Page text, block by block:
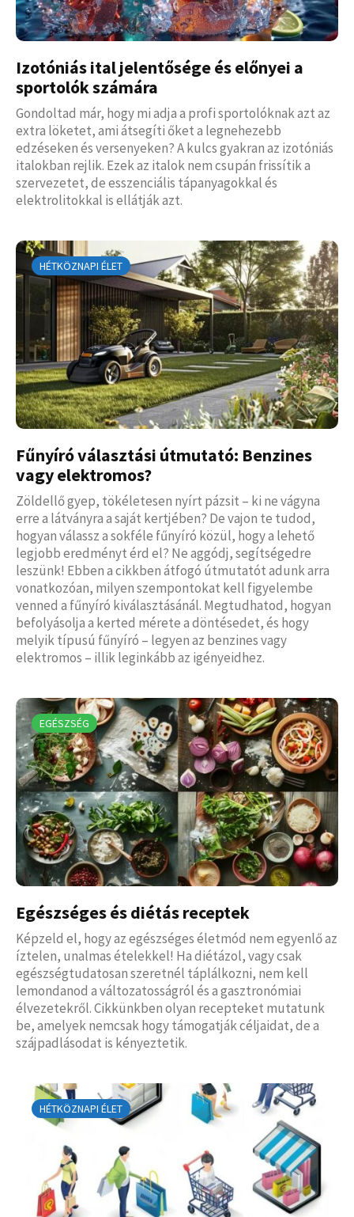
Izotóniás ital jelentősége és előnyei a
sportolók számára
Gondoltad már, hogy mi adja a profi sportolóknak azt az
extra löketet, ami átsegíti őket a legnehezebb
edzéseken és versenyeken? A kulcs gyakran az izotóniás
italokban rejlik. Ezek az italok nem csupán frissítik a
szervezetet, de esszenciális tápanyagokkal és
elektrolitokkal is ellátják azt.
HÉTKÖZNAPI ÉLET
Fűnyíró választási útmutató: Benzines
vagy elektromos?
Zöldellő gyep, tökéletesen nyírt pázsit – ki ne vágyna
erre a látványra a saját kertjében? De vajon te tudod,
hogyan válassz a sokféle fűnyíró közül, hogy a lehető
legjobb eredményt érd el? Ne aggódj, segítségedre
leszünk! Ebben a cikkben átfogó útmutatót adunk arra
vonatkozóan, milyen szempontokat kell figyelembe
venned a fűnyíró kiválasztásánál. Megtudhatod, hogyan
befolyásolja a kerted mérete a döntésedet, és hogy
melyik típusú fűnyíró – legyen az benzines vagy
elektromos – illik leginkább az igényeidhez.
EGÉSZSÉG
Egészséges és diétás receptek
Képzeld el, hogy az egészséges életmód nem egyenlő az
íztelen, unalmas ételekkel! Ha diétázol, vagy csak
egészségtudatosan szeretnél táplálkozni, nem kell
lemondanod a változatosságról és a gasztronómiai
élvezetekről. Cikkünkben olyan recepteket mutatunk
be, amelyek nemcsak hogy támogatják céljaidat, de a
szájpadlásodat is kényeztetik.
HÉTKÖZNAPI ÉLET